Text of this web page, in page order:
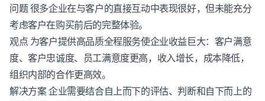
问题 很多企业在与客户的直接互动中表现很好，但未能充分
考虑客户在购买前后的完整体验。
观点 为客户提供高品质全程服务使企业收益巨大：客户满意
度、客户忠诚度、员工满意度更高，收入增长，成本降低，
组织内部的合作更高效。
解决方案 企业需要结合自上而下的评估、判断和自下而上的